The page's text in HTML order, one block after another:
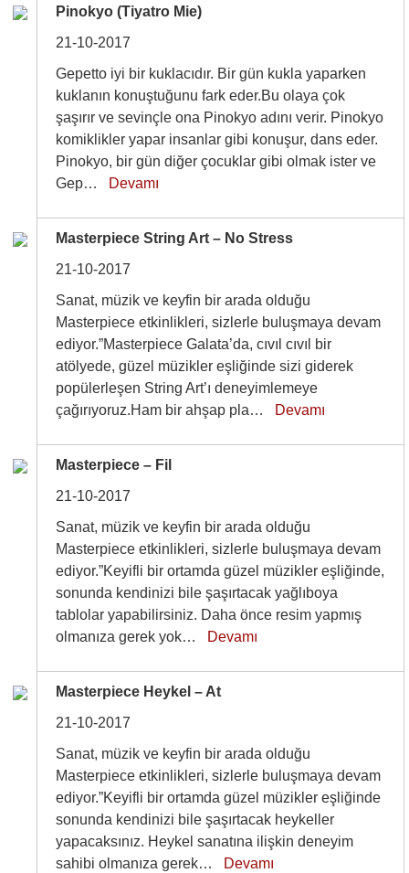
Pinokyo (Tiyatro Mie)
21-10-2017
Gepetto iyi bir kuklacıdır. Bir gün kukla yaparken
kuklanın konuştuğunu fark eder.Bu olaya çok
şaşırır ve sevinçle ona Pinokyo adını verir. Pinokyo
komiklikler yapar insanlar gibi konuşur, dans eder.
Pinokyo, bir gün diğer çocuklar gibi olmak ister ve
Gep… Devamı
Masterpiece String Art – No Stress
21-10-2017
Sanat, müzik ve keyfin bir arada olduğu
Masterpiece etkinlikleri, sizlerle buluşmaya devam
ediyor.”Masterpiece Galata’da, cıvıl cıvıl bir
atölyede, güzel müzikler eşliğinde sizi giderek
popülerleşen String Art’ı deneyimlemeye
çağırıyoruz.Ham bir ahşap pla… Devamı
Masterpiece – Fil
21-10-2017
Sanat, müzik ve keyfin bir arada olduğu
Masterpiece etkinlikleri, sizlerle buluşmaya devam
ediyor.”Keyifli bir ortamda güzel müzikler eşliğinde,
sonunda kendinizi bile şaşırtacak yağlıboya
tablolar yapabilirsiniz. Daha önce resim yapmış
olmanıza gerek yok… Devamı
Masterpiece Heykel – At
21-10-2017
Sanat, müzik ve keyfin bir arada olduğu
Masterpiece etkinlikleri, sizlerle buluşmaya devam
ediyor.”Keyifli bir ortamda güzel müzikler eşliğinde
sonunda kendinizi bile şaşırtacak heykeller
yapacaksınız. Heykel sanatına ilişkin deneyim
sahibi olmanıza gerek… Devamı